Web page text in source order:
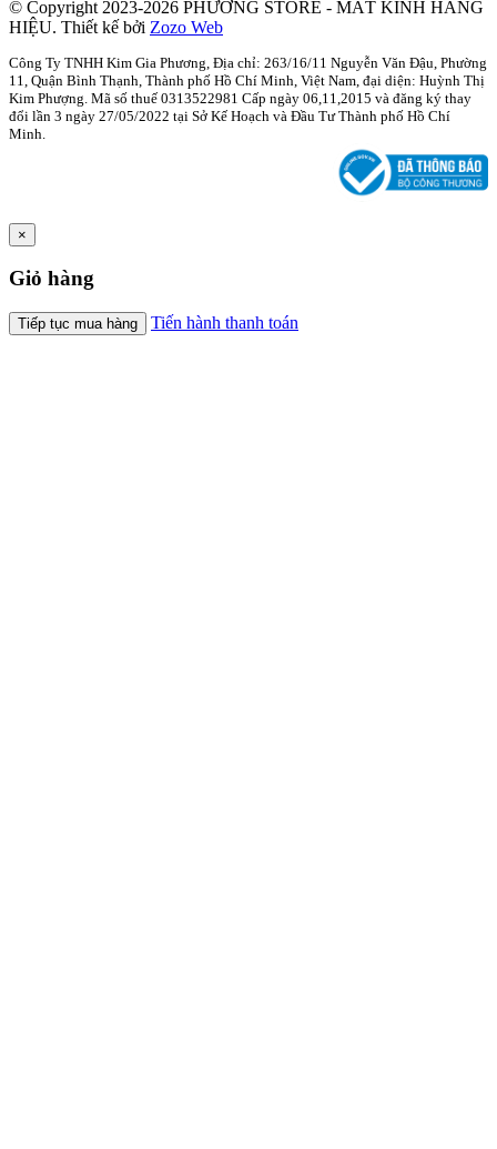
© Copyright 2023-2026 PHƯƠNG STORE - MẮT KÍNH HÀNG
HIỆU. Thiết kế bởi Zozo Web
Công Ty TNHH Kim Gia Phương, Địa chỉ: 263/16/11 Nguyễn Văn Đậu, Phường
11, Quận Bình Thạnh, Thành phố Hồ Chí Minh, Việt Nam, đại diện: Huỳnh Thị
Kim Phượng. Mã số thuế 0313522981 Cấp ngày 06,11,2015 và đăng ký thay
đổi lần 3 ngày 27/05/2022 tại Sở Kế Hoạch và Đầu Tư Thành phố Hồ Chí
Minh.
×
Giỏ hàng
Tiếp tục mua hàng Tiến hành thanh toán